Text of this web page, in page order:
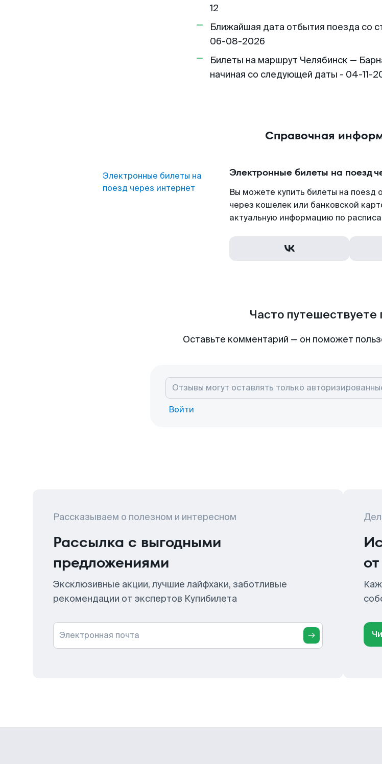
12
Ближайшая дата отбытия поезда со
06-08-2026
Билеты на маршрут Челябинск —
начиная со следующей даты - 04-11-
Справочная
Электронные билеты на
поезд через интернет
Электронные билеты на поезд
Вы можете купить билеты на поезд
через кошелек или банковской
актуальную информацию по
Часто путешествуете
Оставьте комментарий — он поможет
Войти
Рассказываем о полезном и интересном
Рассылка с выгодными
предложениями
Эксклюзивные акции, лучшие лайфхаки, заботливые
рекомендации от экспертов Купибилета
Электронная почта